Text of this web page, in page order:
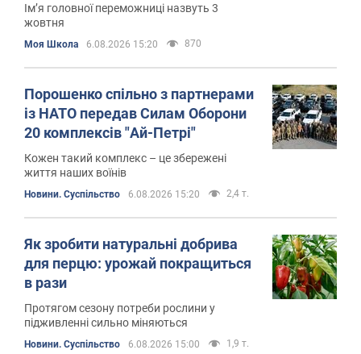
Ім’я головної переможниці назвуть 3
жовтня
Моя Школа 6.08.2026 15:20 870
Порошенко спільно з партнерами
із НАТО передав Силам Оборони
20 комплексів "Ай-Петрі"
Кожен такий комплекс – це збережені
життя наших воїнів
Новини. Суспільство 6.08.2026 15:20 2,4 т.
Як зробити натуральні добрива
для перцю: урожай покращиться
в рази
Протягом сезону потреби рослини у
підживленні сильно міняються
Новини. Суспільство 6.08.2026 15:00 1,9 т.